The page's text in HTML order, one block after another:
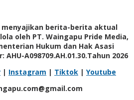
menyajikan berita-berita aktual
oleh PT. Waingapu Pride Media,
Hukum dan Hak Asasi
A098709.AH.01.30.Tahun 2026
| Instagram | Tiktok | Youtube